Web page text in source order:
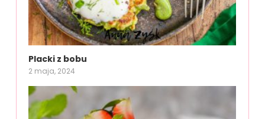
Placki z bobu
2 maja, 2024